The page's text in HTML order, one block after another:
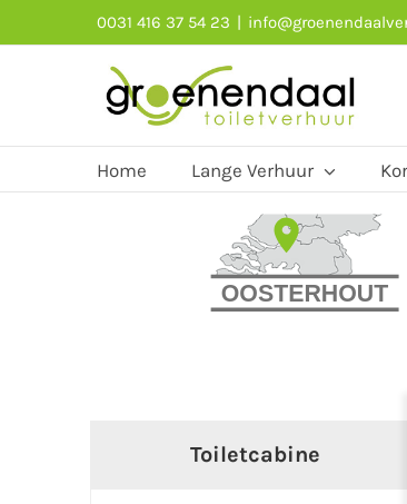
0031 416 37 54 23 |
Home Lange Verhuur
Toiletcabine